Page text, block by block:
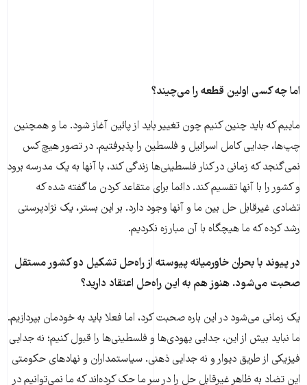
اما چه کسی اولین قطعه را می‌چیند؟
ماییم که باید چنین کنیم چون تغییر باید از پائین آغاز شود. ما و همچنین
چپ‌ها، جدایی کامل اسرائیل و فلسطین را پذیرفتیم. در تصور هیچ کس
نمی‌گنجد که زمانی در کنار فلسطینی‌ها زندگی کند، با آنها به یک مدرسه برود
و کشور را با آنها تقسیم کند. دائما برای متقاعد کردن ما گفته شده که
تضادی غیرقابل حل بین ما و آنها وجود دارد. بر این بستر، یک نژادپرستی
رشد کرده که ما هیچگاه با آن مبارزه نکردیم.
در پیوند با بحران خاورمیانه پیوسته از راه‌حل تشکیل دو کشور مستقل
صحبت می‌شود. هنوز هم به این راه‌حل اعتقاد دارید؟
یک زمانی می‌شود در این باره صحبت کرد، اما فعلا باید به خودمان بپردازیم.
ما نباید بیش از این، جدایی یهودی‌ها و فلسطینی‌ها را قبول کنیم؛ نه جدایی
فیزیکی از طریق دیوار و نه جدایی ذهنی. سیاستمداران و نهادهای حکومتی
این تضاد به ظاهر غیرقابل حل را در سر ما حک کرده‌اند که ما نمی‌توانیم در